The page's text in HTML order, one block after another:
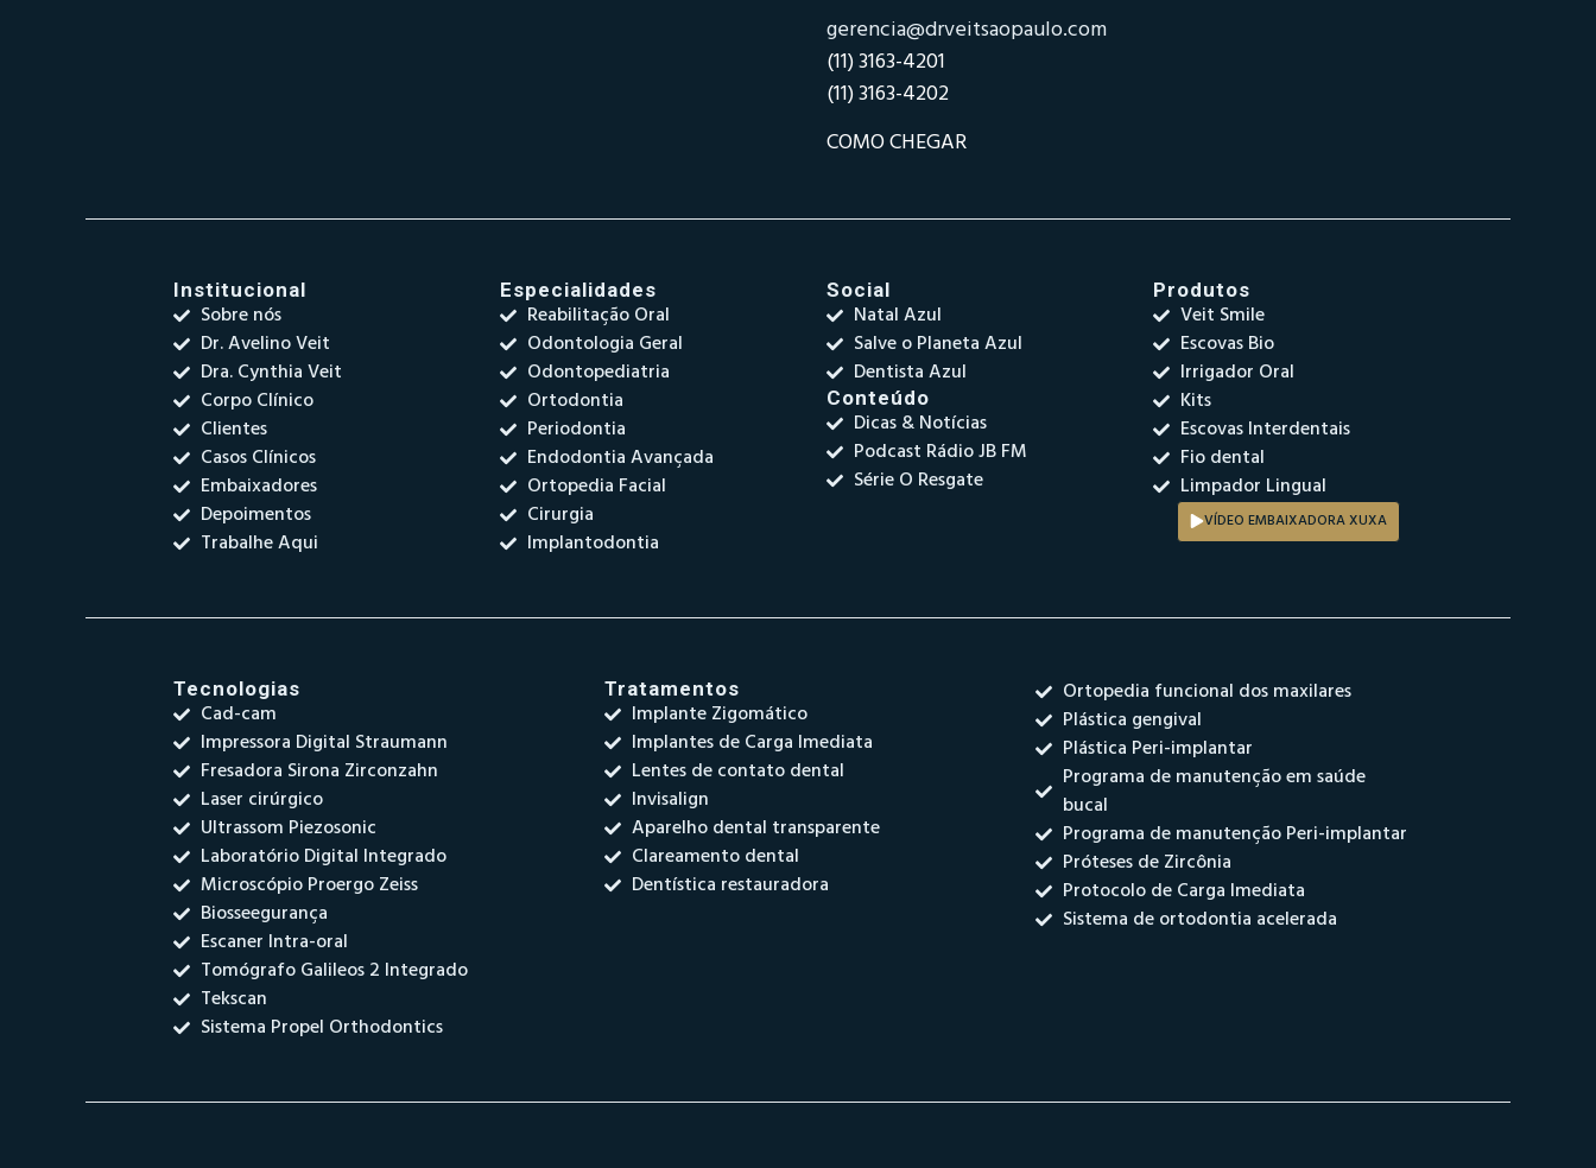
gerencia@drveitsaopaulo.com
(11) 3163-4201
(11) 3163-4202
COMO CHEGAR
Institucional
Sobre nós
Dr. Avelino Veit
Dra. Cynthia Veit
Corpo Clínico
Clientes
Casos Clínicos
Embaixadores
Depoimentos
Trabalhe Aqui
Especialidades
Reabilitação Oral
Odontologia Geral
Odontopediatria
Ortodontia
Periodontia
Endodontia Avançada
Ortopedia Facial
Cirurgia
Implantodontia
Social
Natal Azul
Salve o Planeta Azul
Dentista Azul
Conteúdo
Dicas & Notícias
Podcast Rádio JB FM
Série O Resgate
Produtos
Veit Smile
Escovas Bio
Irrigador Oral
Kits
Escovas Interdentais
Fio dental
Limpador Lingual
VÍDEO EMBAIXADORA XUXA
Tecnologias
Cad-cam
Impressora Digital Straumann
Fresadora Sirona Zirconzahn
Laser cirúrgico
Ultrassom Piezosonic
Laboratório Digital Integrado
Microscópio Proergo Zeiss
Biosseegurança
Escaner Intra-oral
Tomógrafo Galileos 2 Integrado
Tekscan
Sistema Propel Orthodontics
Tratamentos
Implante Zigomático
Implantes de Carga Imediata
Lentes de contato dental
Invisalign
Aparelho dental transparente
Clareamento dental
Dentística restauradora
Ortopedia funcional dos maxilares
Plástica gengival
Plástica Peri-implantar
Programa de manutenção em saúde
bucal
Programa de manutenção Peri-implantar
Próteses de Zircônia
Protocolo de Carga Imediata
Sistema de ortodontia acelerada